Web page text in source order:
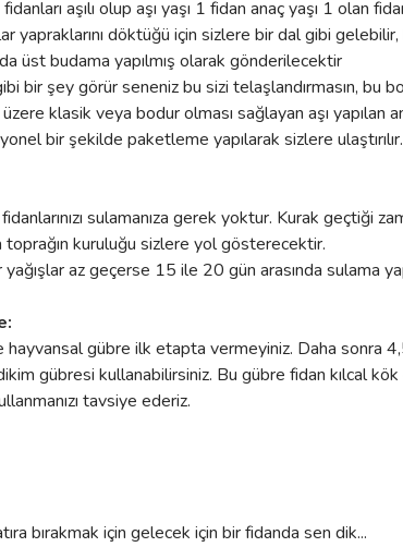
aşılı olup aşı yaşı 1 fidan anaç yaşı 1 olan
yapraklarını döktüğü için sizlere bir dal gibi
üst budama yapılmış olarak gönderilecektir
bir şey görür seneniz bu sizi telaşlandırmasın, bu
klasik veya bodur olması sağlayan aşı yapılan
bir şekilde paketleme yapılarak sizlere ulaştırılır.
fidanlarınızı sulamanıza gerek yoktur. Kurak geçtiği
toprağın kuruluğu sizlere yol gösterecektir.
az geçerse 15 ile 20 gün arasında sulama
hayvansal gübre ilk etapta vermeyiniz. Daha sonra
dikim gübresi kullanabilirsiniz. Bu gübre fidan kılcal
tavsiye ederiz.
bırakmak için gelecek için bir fidanda sen dik...